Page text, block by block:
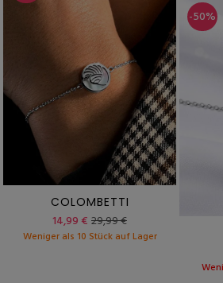
COLOMBETTI
14,99 € 29,99 €
Weniger als 10 Stück auf Lager
-50%